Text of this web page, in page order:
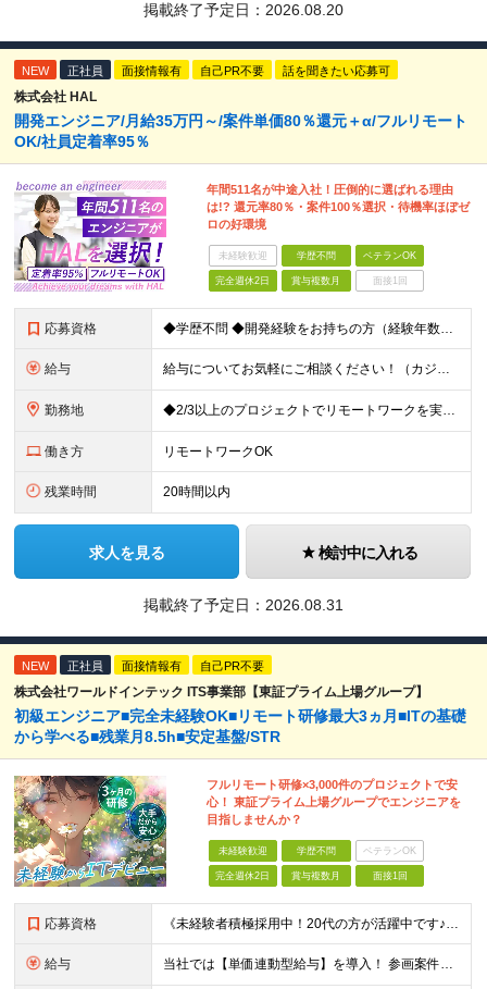
掲載終了予定日： 2026.08.20
NEW 正社員 面接情報有 自己PR不要 話を聞きたい応募可
株式会社 HAL
開発エンジニア/月給35万円～/案件単価80％還元＋α/フルリモート
OK/社員定着率95％
年間511名が中途入社！圧倒的に選ばれる理由
は!? 還元率80％・案件100％選択・待機率ほぼゼ
ロの好環境
未経験歓迎 学歴不問 ベテランOK
完全週休2日 賞与複数月 面接1回
応募資格 ◆学歴不問 ◆開発経験をお持ちの方（経験年数不問） ＜こんな方は大歓迎！＞ ◎今の収入をもっと増やしたい ◎もっと上流の案件で活躍したい ◎将来のキャリアにつながる案件に携わりたい ◎自分のやりたい
給与 給与についてお気軽にご相談ください！（カジュアル面談可能） 月給35万円～＋各種手当＋賞与2回 ※固定残業代は、時間外労働の有無に関わらず40時間分を87,500円～支給 ※超過分は別途支給 ※試用
勤務地 ◆2/3以上のプロジェクトでリモートワークを実施中！ ≪自社拠点≫ ・東京本社／東京都千代田区丸の内二丁目6番1号 丸の内パークビルディング6階 ・関西支社／⼤阪府⼤阪市中央区安⼟町2-3-13 ⼤
働き方 リモートワークOK
残業時間 20時間以内
求人を見る 検討中に入れる
掲載終了予定日： 2026.08.31
NEW 正社員 面接情報有 自己PR不要
株式会社ワールドインテック ITS事業部【東証プライム上場グループ】
初級エンジニア■完全未経験OK■リモート研修最大3ヵ月■ITの基礎
から学べる■残業月8.5h■安定基盤/STR
フルリモート研修×3,000件のプロジェクトで安
心！ 東証プライム上場グループでエンジニアを
目指しませんか？
未経験歓迎 学歴不問 ベテランOK
完全週休2日 賞与複数月 面接1回
応募資格 《未経験者積極採用中！20代の方が活躍中です♪》 ◎約4割が実務未経験入社！ ■学歴・職歴は一切問いません！ ■第二新卒の方もお気軽にご相談ください♪ ■入社してから数年は、転勤の可能性があります
給与 当社では【単価連動型給与】を導入！ 参画案件の契約単価に連動して給与が決定。 還元率は単価の【70％～80％】と東証プライム上場グループとして高水準です！（社会保険料・教育コスト含む） ■関東：月給